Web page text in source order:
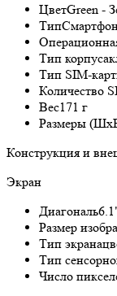
ЦветGreen -
Тип
Тип корпуса
Тип SIM-
Количество
Вес171 г
Размеры
Конструкция и
Экран
Диагональ
Размер
Тип экрана
Тип
Число